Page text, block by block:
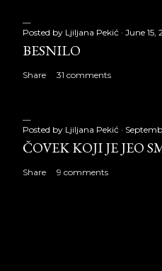
Posted by Ljiljana Pekić June 15,
BESNILO
Share 31 comments
Posted by Ljiljana Pekić
ČOVEK KOJI JE JEO
Share 9 comments